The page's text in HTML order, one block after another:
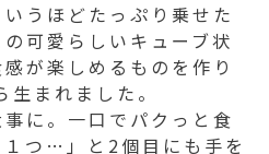
うほどたっぷり乗せた
可愛らしいキューブ状
が楽しめるものを作り
まれました。
に。一口でパクっと食
つ…」と2個目にも手を